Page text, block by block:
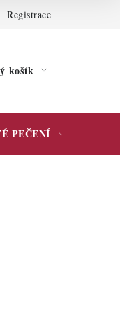
Registrace
košík
PEČENÍ